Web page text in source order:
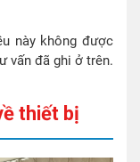
này không được
vấn đã ghi ở trên.
thiết bị